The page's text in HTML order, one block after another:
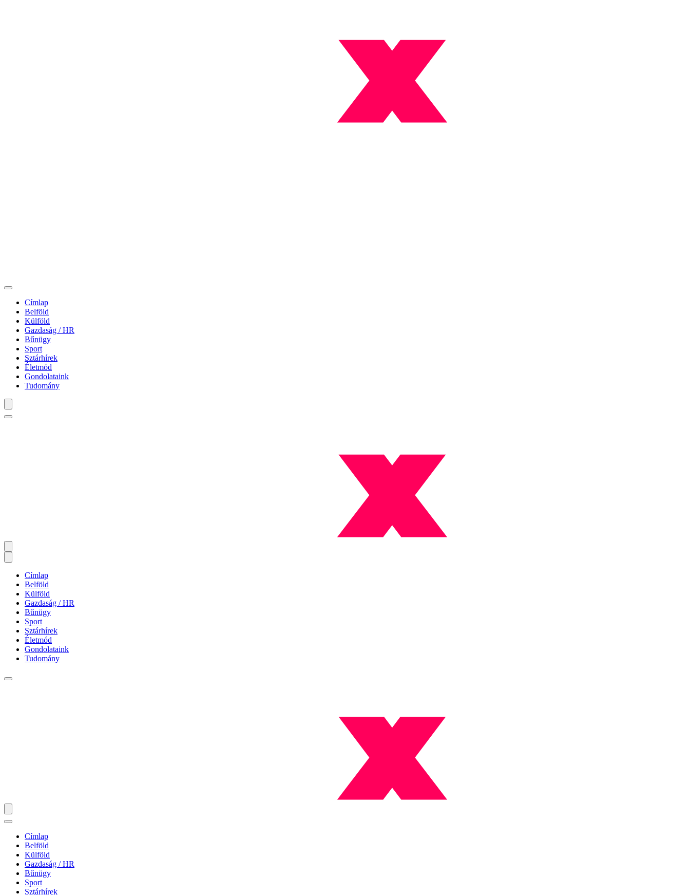
Címlap
Belföld
Külföld
Gazdaság / HR
Bűnügy
Sport
Sztárhírek
Életmód
Gondolataink
Tudomány
Címlap
Belföld
Külföld
Gazdaság / HR
Bűnügy
Sport
Sztárhírek
Életmód
Gondolataink
Tudomány
Címlap
Belföld
Külföld
Gazdaság / HR
Bűnügy
Sport
Sztárhírek